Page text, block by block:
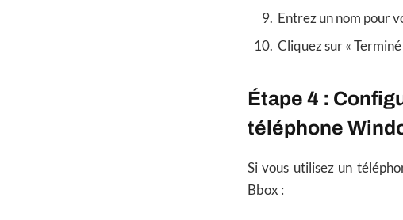
Entrez un nom pour
Cliquez sur « Terminé
Étape 4 :
téléphone
Si vous utilisez un
Bbox :